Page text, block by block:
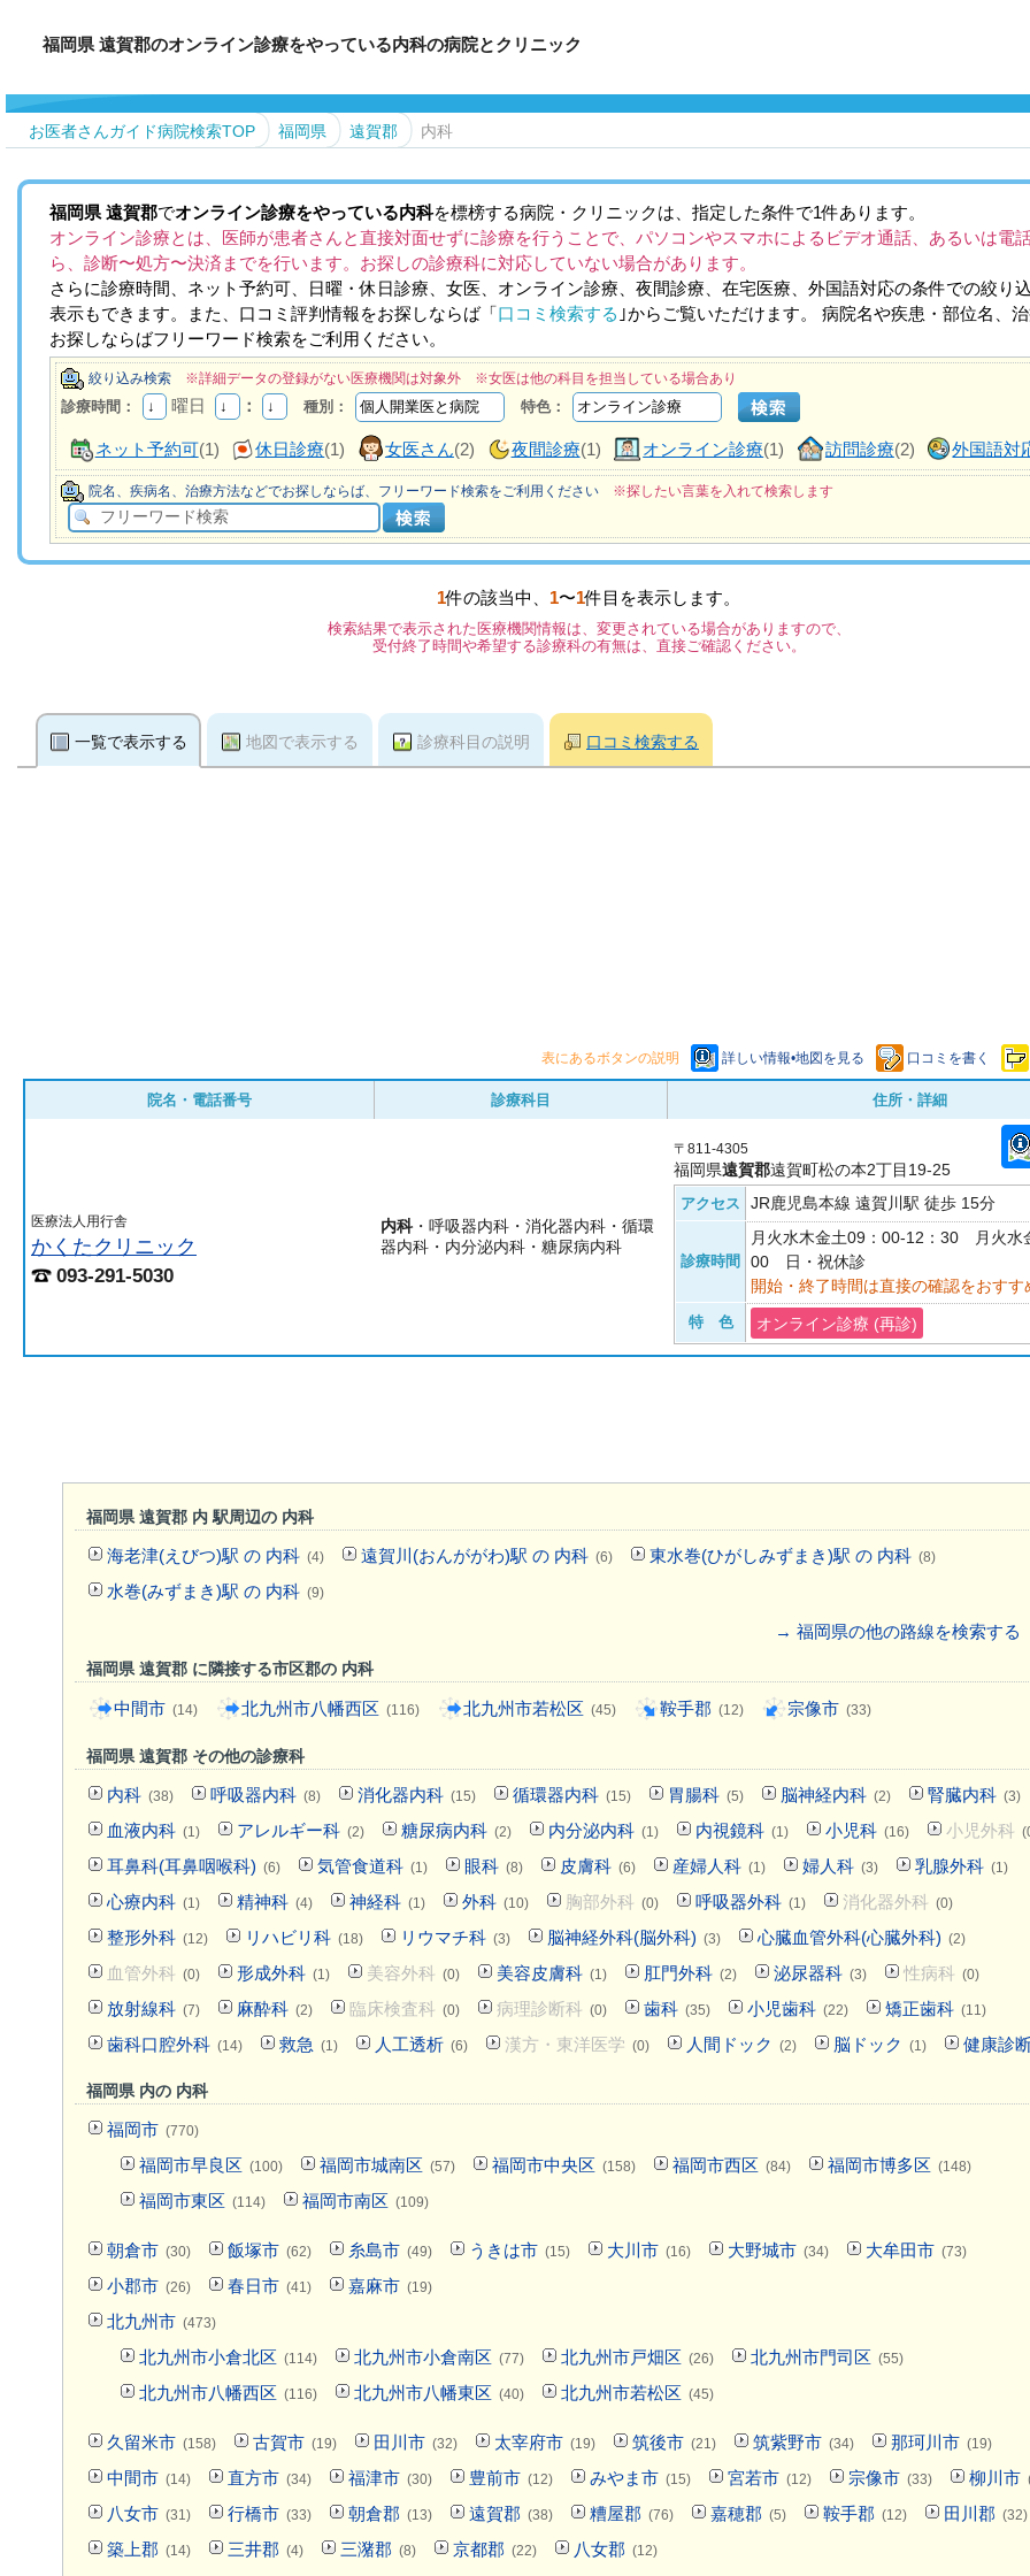
福岡県 遠賀郡のオンライン診療をやっている内科の病院とクリニック
お医者さんガイド病院検索TOP 福岡県 遠賀郡 内科
福岡県 遠賀郡でオンライン診療をやっている内科を標榜する病院・クリニックは、指定した条件で1件あります。
オンライン診療とは、医師が患者さんと直接対面せずに診療を行うことで、パソコンやスマホによるビデオ通話、あるいは電
ら、診断〜処方〜決済までを行います。お探しの診療科に対応していない場合があります。
さらに診療時間、ネット予約可、日曜・休日診療、女医、オンライン診療、夜間診療、在宅医療、外国語対応の条件での絞り
表示もできます。また、口コミ評判情報をお探しならば「口コミ検索する ｣からご覧いただけます。 病院名や疾患・部位名、
お探しならばフリーワード検索をご利用ください。
絞り込み検索 ※詳細データの登録がない医療機関は対象外 ※女医は他の科目を担当している場合あり
診療時間： 曜日 ： 種別： 特色：
ネット予約可(1) 休日診療(1) 女医さん(2) 夜間診療(1) オンライン診療(1) 訪問診療(2) 外国語対
院名、疾病名、治療方法などでお探しならば、フリーワード検索をご利用ください ※探したい言葉を入れて検索します
1件の該当中、 1〜1件目を表示します。
検索結果で表示された医療機関情報は、変更されている場合がありますので、
受付終了時間や希望する診療科の有無は、直接ご確認ください。
一覧で表示する 地図で表示する 診療科目の説明 口コミ検索する
表にあるボタンの説明 詳しい情報•地図を見る 口コミを書く
院名・電話番号 診療科目 住所・詳細
医療法人用行舎
かくたクリニック
093-291-5030
内科・呼吸器内科・消化器内科・循環
器内科・内分泌内科・糖尿病内科
〒811-4305
福岡県遠賀郡遠賀町松の本2丁目19-25
アクセス JR鹿児島本線 遠賀川駅 徒歩 15分
診療時間
月火水木金土09：00-12：30 月火水
00 日・祝休診
開始・終了時間は直接の確認をおすす
特 色 オンライン診療 (再診)
福岡県 遠賀郡 内 駅周辺の 内科
海老津(えびつ)駅 の 内科 (4) 遠賀川(おんががわ)駅 の 内科 (6) 東水巻(ひがしみずまき)駅 の 内科 (8)
水巻(みずまき)駅 の 内科 (9)
→ 福岡県の他の路線を検索する
福岡県 遠賀郡 に隣接する市区郡の 内科
中間市 (14) 北九州市八幡西区 (116) 北九州市若松区 (45) 鞍手郡 (12) 宗像市 (33)
福岡県 遠賀郡 その他の診療科
内科 (38) 呼吸器内科 (8) 消化器内科 (15) 循環器内科 (15) 胃腸科 (5) 脳神経内科 (2) 腎臓内科 (3)
血液内科 (1) アレルギー科 (2) 糖尿病内科 (2) 内分泌内科 (1) 内視鏡科 (1) 小児科 (16) 小児外科
耳鼻科(耳鼻咽喉科) (6) 気管食道科 (1) 眼科 (8) 皮膚科 (6) 産婦人科 (1) 婦人科 (3) 乳腺外科 (1)
心療内科 (1) 精神科 (4) 神経科 (1) 外科 (10) 胸部外科 (0) 呼吸器外科 (1) 消化器外科 (0)
整形外科 (12) リハビリ科 (18) リウマチ科 (3) 脳神経外科(脳外科) (3) 心臓血管外科(心臓外科) (2)
血管外科 (0) 形成外科 (1) 美容外科 (0) 美容皮膚科 (1) 肛門外科 (2) 泌尿器科 (3) 性病科 (0)
放射線科 (7) 麻酔科 (2) 臨床検査科 (0) 病理診断科 (0) 歯科 (35) 小児歯科 (22) 矯正歯科 (11)
歯科口腔外科 (14) 救急 (1) 人工透析 (6) 漢方・東洋医学 (0) 人間ドック (2) 脳ドック (1) 健康診
福岡県 内の 内科
福岡市 (770)
福岡市早良区 (100) 福岡市城南区 (57) 福岡市中央区 (158) 福岡市西区 (84) 福岡市博多区 (148)
福岡市東区 (114) 福岡市南区 (109)
朝倉市 (30) 飯塚市 (62) 糸島市 (49) うきは市 (15) 大川市 (16) 大野城市 (34) 大牟田市 (73)
小郡市 (26) 春日市 (41) 嘉麻市 (19)
北九州市 (473)
北九州市小倉北区 (114) 北九州市小倉南区 (77) 北九州市戸畑区 (26) 北九州市門司区 (55)
北九州市八幡西区 (116) 北九州市八幡東区 (40) 北九州市若松区 (45)
久留米市 (158) 古賀市 (19) 田川市 (32) 太宰府市 (19) 筑後市 (21) 筑紫野市 (34) 那珂川市 (19)
中間市 (14) 直方市 (34) 福津市 (30) 豊前市 (12) みやま市 (15) 宮若市 (12) 宗像市 (33) 柳川市
八女市 (31) 行橋市 (33) 朝倉郡 (13) 遠賀郡 (38) 糟屋郡 (76) 嘉穂郡 (5) 鞍手郡 (12) 田川郡 (32)
築上郡 (14) 三井郡 (4) 三潴郡 (8) 京都郡 (22) 八女郡 (12)